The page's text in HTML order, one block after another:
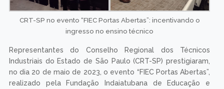
CRT-SP no evento “FIEC Portas Abertas”: incentivando o
ingresso no ensino técnico
Representantes do Conselho Regional dos Técnicos
Industriais do Estado de São Paulo (CRT-SP) prestigiaram,
no dia 20 de maio de 2023, o evento “FIEC Portas Abertas”,
realizado pela Fundação Indaiatubana de Educação e